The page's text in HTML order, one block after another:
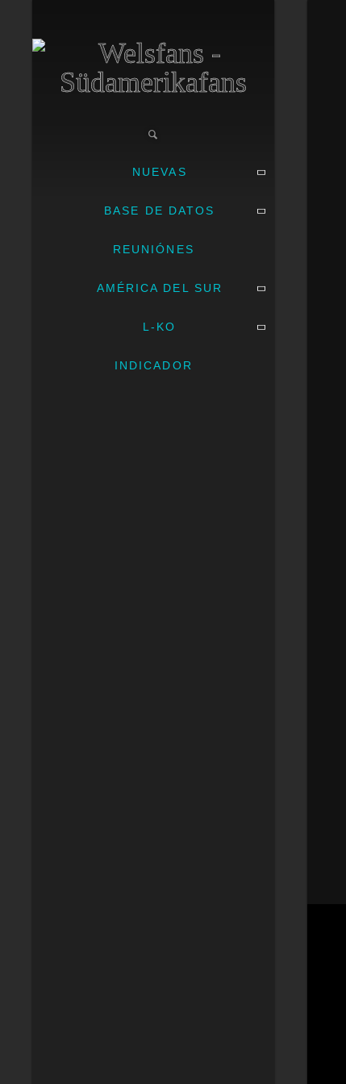
NUEVAS
BASE DE DATOS
REUNIÓNES
AMÉRICA DEL SUR
L-KO
INDICADOR